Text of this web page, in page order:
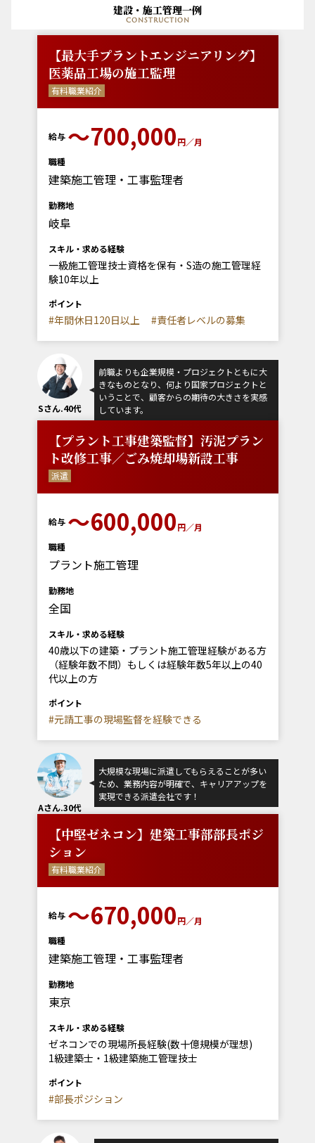
建設・施工管理一例
construction
【最大手プラントエンジニアリング】
医薬品工場の施工監理
有料職業紹介
給与 〜700,000円／月
職種
建築施工管理・工事監理者
勤務地
岐阜
スキル・求める経験
一級施工管理技士資格を保有・S造の施工管理経
験10年以上
ポイント
#年間休日120日以上 #責任者レベルの募集
Sさん.40代
前職よりも企業規模・プロジェクトともに大
きなものとなり、何より国家プロジェクトと
いうことで、顧客からの期待の大きさを実感
しています。
【プラント工事建築監督】汚泥プラン
ト改修工事／ごみ焼却場新設工事
派遣
給与 ～600,000円／月
職種
プラント施工管理
勤務地
全国
スキル・求める経験
40歳以下の建築・プラント施工管理経験がある方
（経験年数不問）もしくは経験年数5年以上の40
代以上の方
ポイント
#元請工事の現場監督を経験できる
Aさん.30代
大規模な現場に派遣してもらえることが多い
ため、業務内容が明確で、キャリアアップを
実現できる派遣会社です！
【中堅ゼネコン】建築工事部部長ポジ
ション
有料職業紹介
給与 〜670,000円／月
職種
建築施工管理・工事監理者
勤務地
東京
スキル・求める経験
ゼネコンでの現場所長経験(数十億規模が理想)
1級建築士・1級建築施工管理技士
ポイント
#部長ポジション